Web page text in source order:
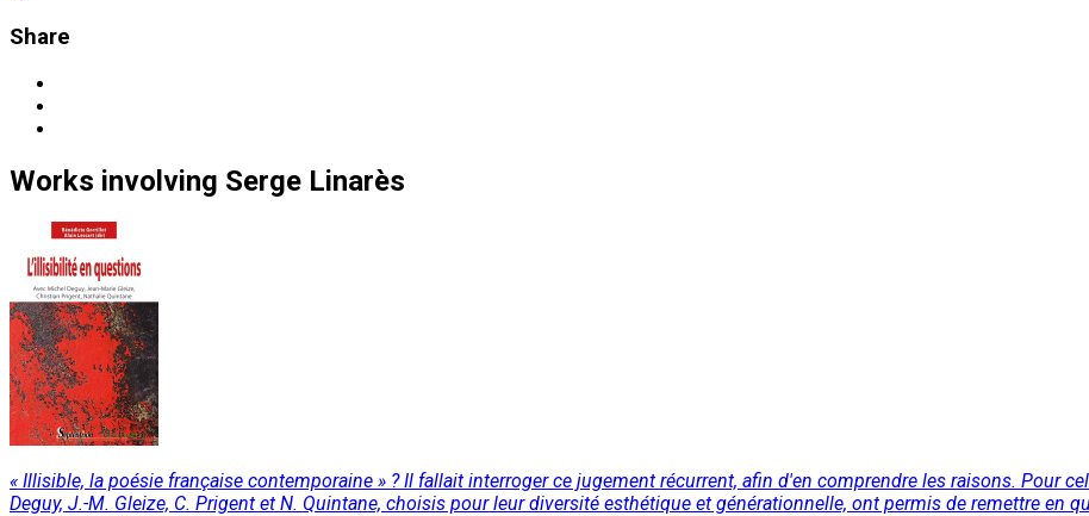
Share
Works involving Serge Linarès
« Illisible, la poésie française contemporaine » ? Il fallait interroger ce jugement récurrent, afin d'en comprendre les raisons. Pour
Deguy, J.-M. Gleize, C. Prigent et N. Quintane, choisis pour leur diversité esthétique et générationnelle, ont permis de remettre en